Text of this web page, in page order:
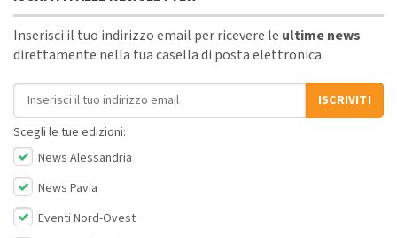
Inserisci il tuo indirizzo email per ricevere le ultime news
direttamente nella tua casella di posta elettronica.
Indirizzo email
ISCRIVITI
Scegli le tue edizioni:
News Alessandria
News Pavia
Eventi Nord-Ovest